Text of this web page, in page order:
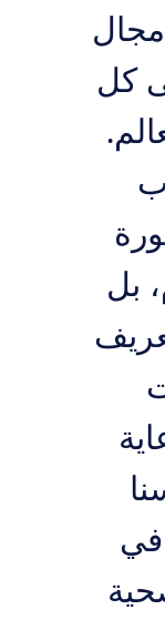
مجال
كل
بل
في